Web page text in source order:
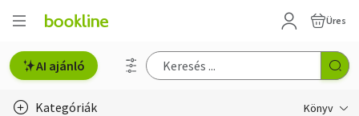
Üres
AI ajánló
Kategóriák Könyv